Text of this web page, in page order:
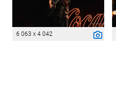
6 063 x 4 042